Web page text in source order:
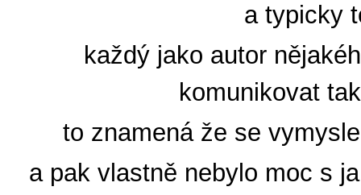
a typicky
každý jako autor
komunikovat
to znamená že se
a pak vlastně nebylo moc s